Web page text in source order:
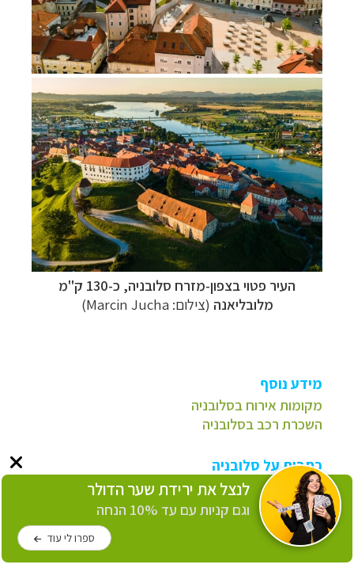
העיר פטוי
בצפון-מזרח סלובניה, כ-130 ק"מ
מלובליאנה (צילום: Marcin Jucha
)
מידע נוסף
מקומות אירוח בסלובניה
השכרת רכב בסלובניה
כתבות על סלובניה
אתרים נבחרים בלובליאנה
אגם בוהין וסביבתו
שמורת לוגרסקה דולינה
טיול בארץ הקארסט
לנצל את ירידת שער הדולר
וגם קניות עם עד 10% הנחה
ספרו לי עוד